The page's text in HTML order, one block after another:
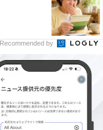
Recommended by